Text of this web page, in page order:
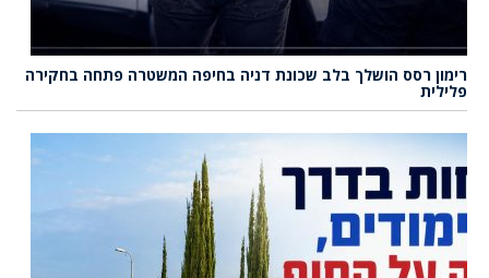
רימון רסס הושלך בלב שכונת דניה בחיפה המשטרה פתחה בחקירה
פלילית